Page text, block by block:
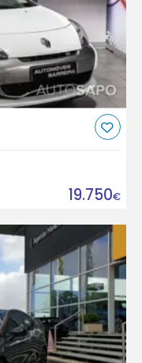
19.750€